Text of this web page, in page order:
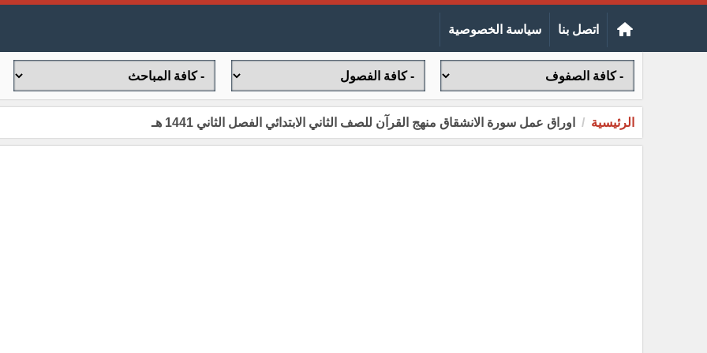
اتصل بنا سياسة الخصوصية
الرئيسية اوراق عمل سورة الانشقاق منهج القرآن للصف الثاني الابتدائي الفصل الثاني 1441 هـ